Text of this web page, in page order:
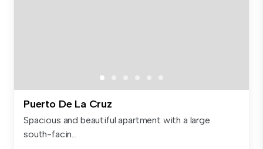
Puerto De La Cruz
Spacious and beautiful apartment with a large
south-facin...